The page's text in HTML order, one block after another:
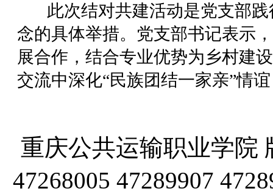
此次结对共建活动是党支部践
念的具体举措。党支部书记表示
展合作，结合专业优势为乡村建
交流中深化“民族团结一家亲”情
重庆公共运输职业学院
47268005 47289907